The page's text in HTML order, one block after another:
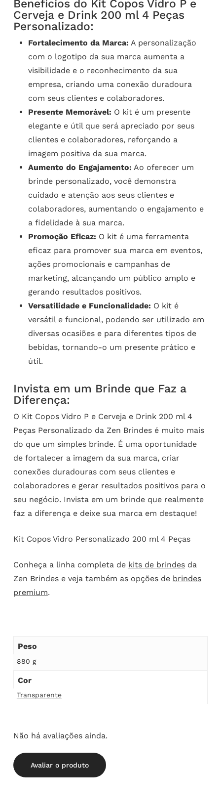
Benefícios do Kit Copos Vidro P e
Cerveja e Drink 200 ml 4 Peças
Personalizado:
Fortalecimento da Marca: A personalização
com o logotipo da sua marca aumenta a
visibilidade e o reconhecimento da sua
empresa, criando uma conexão duradoura
com seus clientes e colaboradores.
Presente Memorável: O kit é um presente
elegante e útil que será apreciado por seus
clientes e colaboradores, reforçando a
imagem positiva da sua marca.
Aumento do Engajamento: Ao oferecer um
brinde personalizado, você demonstra
cuidado e atenção aos seus clientes e
colaboradores, aumentando o engajamento e
a fidelidade à sua marca.
Promoção Eficaz: O kit é uma ferramenta
eficaz para promover sua marca em eventos,
ações promocionais e campanhas de
marketing, alcançando um público amplo e
gerando resultados positivos.
Versatilidade e Funcionalidade: O kit é
versátil e funcional, podendo ser utilizado em
diversas ocasiões e para diferentes tipos de
bebidas, tornando-o um presente prático e
útil.
Invista em um Brinde que Faz a
Diferença:
O Kit Copos Vidro P e Cerveja e Drink 200 ml 4
Peças Personalizado da Zen Brindes é muito mais
do que um simples brinde. É uma oportunidade
de fortalecer a imagem da sua marca, criar
conexões duradouras com seus clientes e
colaboradores e gerar resultados positivos para o
seu negócio. Invista em um brinde que realmente
faz a diferença e deixe sua marca em destaque!
Kit Copos Vidro Personalizado 200 ml 4 Peças
Conheça a linha completa de kits de brindesda
Zen Brindes e veja também as opções de brindes
premium.
Peso
880 g
Cor
Transparente
Não há avaliações ainda.
Avaliar o produto